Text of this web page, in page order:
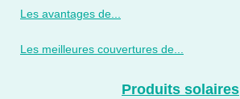
Les avantages de...
Les meilleures couvertures de...
Produits solaires